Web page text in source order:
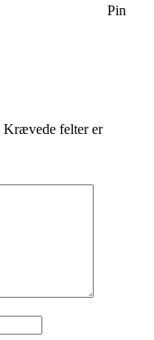
Pin
Krævede felter er